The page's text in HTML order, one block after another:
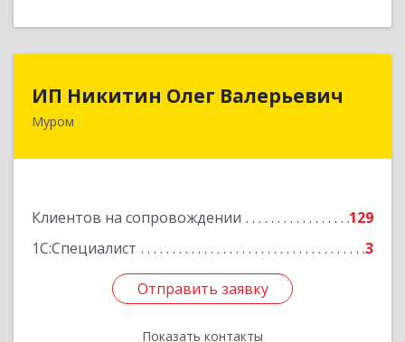
ИП Никитин Олег Валерьевич
Муром
Клиентов на сопровождении
129
1С:Специалист
3
Отправить заявку
Показать контакты
Отправить заявку
Назад